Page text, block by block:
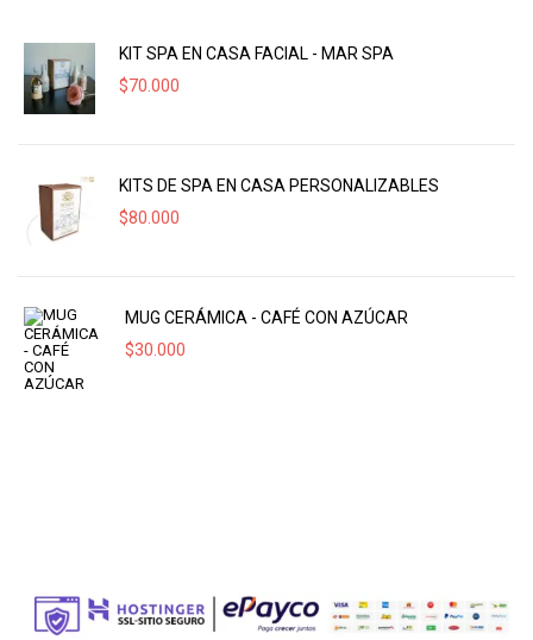
KIT SPA EN CASA FACIAL - MAR SPA
$70.000
KITS DE SPA EN CASA PERSONALIZABLES
$80.000
MUG CERÁMICA - CAFÉ CON AZÚCAR
$30.000